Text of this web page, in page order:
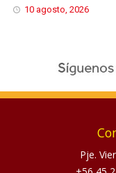
10 agosto, 2026
Pje.